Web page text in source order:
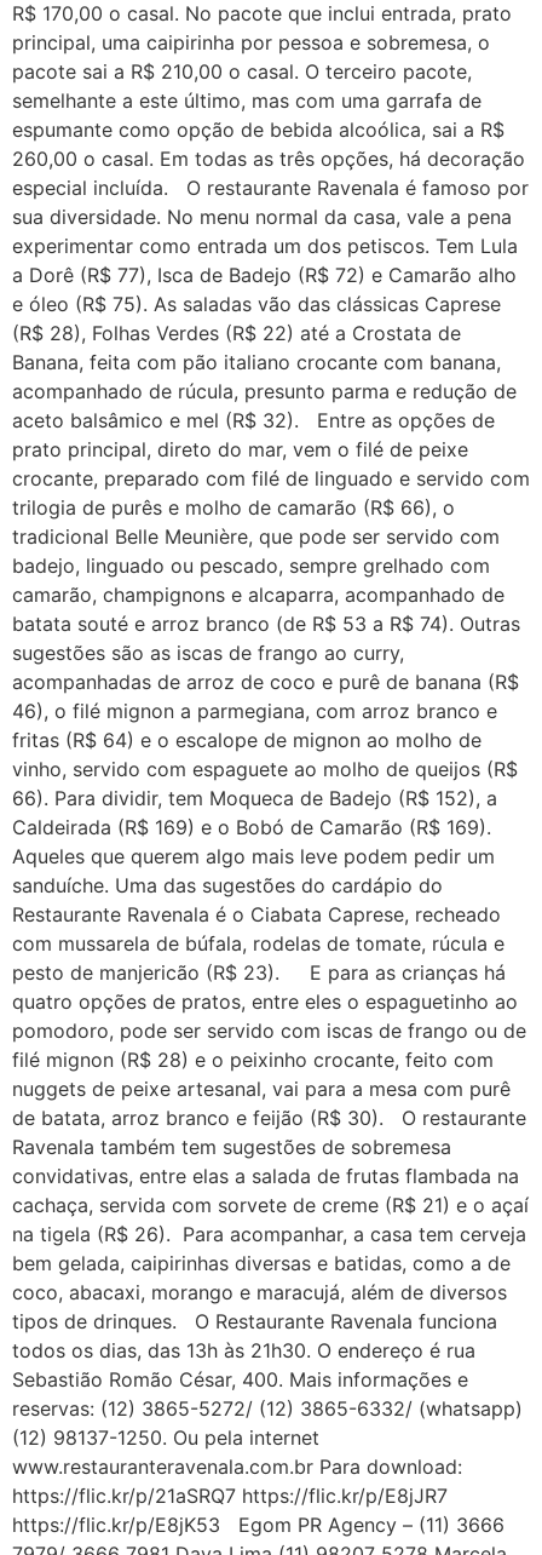
R$ 170,00 o casal. No pacote que inclui entrada, prato
principal, uma caipirinha por pessoa e sobremesa, o
pacote sai a R$ 210,00 o casal. O terceiro pacote,
semelhante a este último, mas com uma garrafa de
espumante como opção de bebida alcoólica, sai a R$
260,00 o casal. Em todas as três opções, há decoração
especial incluída. O restaurante Ravenala é famoso por
sua diversidade. No menu normal da casa, vale a pena
experimentar como entrada um dos petiscos. Tem Lula
a Dorê (R$ 77), Isca de Badejo (R$ 72) e Camarão alho
e óleo (R$ 75). As saladas vão das clássicas Caprese
(R$ 28), Folhas Verdes (R$ 22) até a Crostata de
Banana, feita com pão italiano crocante com banana,
acompanhado de rúcula, presunto parma e redução de
aceto balsâmico e mel (R$ 32). Entre as opções de
prato principal, direto do mar, vem o filé de peixe
crocante, preparado com filé de linguado e servido com
trilogia de purês e molho de camarão (R$ 66), o
tradicional Belle Meunière, que pode ser servido com
badejo, linguado ou pescado, sempre grelhado com
camarão, champignons e alcaparra, acompanhado de
batata souté e arroz branco (de R$ 53 a R$ 74). Outras
sugestões são as iscas de frango ao curry,
acompanhadas de arroz de coco e purê de banana (R$
46), o filé mignon a parmegiana, com arroz branco e
fritas (R$ 64) e o escalope de mignon ao molho de
vinho, servido com espaguete ao molho de queijos (R$
66). Para dividir, tem Moqueca de Badejo (R$ 152), a
Caldeirada (R$ 169) e o Bobó de Camarão (R$ 169).
Aqueles que querem algo mais leve podem pedir um
sanduíche. Uma das sugestões do cardápio do
Restaurante Ravenala é o Ciabata Caprese, recheado
com mussarela de búfala, rodelas de tomate, rúcula e
pesto de manjericão (R$ 23). E para as crianças há
quatro opções de pratos, entre eles o espaguetinho ao
pomodoro, pode ser servido com iscas de frango ou de
filé mignon (R$ 28) e o peixinho crocante, feito com
nuggets de peixe artesanal, vai para a mesa com purê
de batata, arroz branco e feijão (R$ 30). O restaurante
Ravenala também tem sugestões de sobremesa
convidativas, entre elas a salada de frutas flambada na
cachaça, servida com sorvete de creme (R$ 21) e o açaí
na tigela (R$ 26). Para acompanhar, a casa tem cerveja
bem gelada, caipirinhas diversas e batidas, como a de
coco, abacaxi, morango e maracujá, além de diversos
tipos de drinques. O Restaurante Ravenala funciona
todos os dias, das 13h às 21h30. O endereço é rua
Sebastião Romão César, 400. Mais informações e
reservas: (12) 3865-5272/ (12) 3865-6332/ (whatsapp)
(12) 98137-1250. Ou pela internet
www.restauranteravenala.com.br Para download:
https://flic.kr/p/21aSRQ7 https://flic.kr/p/E8jJR7
https://flic.kr/p/E8jK53 Egom PR Agency – (11) 3666